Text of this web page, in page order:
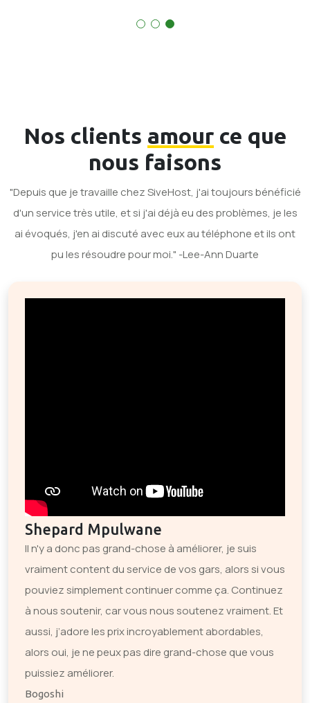
Nos clients amour ce que
nous faisons
"Depuis que je travaille chez SiveHost, j'ai toujours bénéficié
d'un service très utile, et si j'ai déjà eu des problèmes, je les
ai évoqués, j'en ai discuté avec eux au téléphone et ils ont
pu les résoudre pour moi." -Lee-Ann Duarte
Shepard Mpulwane
Il n'y a donc pas grand-chose à améliorer, je suis
vraiment content du service de vos gars, alors si vous
pouviez simplement continuer comme ça. Continuez
à nous soutenir, car vous nous soutenez vraiment. Et
aussi, j’adore les prix incroyablement abordables,
alors oui, je ne peux pas dire grand-chose que vous
puissiez améliorer.
Bogoshi